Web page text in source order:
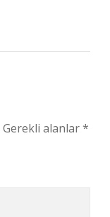
Gerekli alanlar*